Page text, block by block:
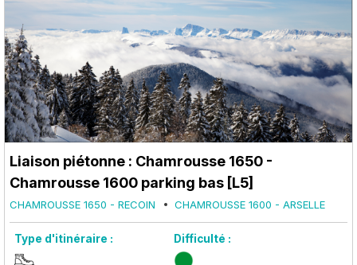
Liaison piétonne : Chamrousse 1650 -
Chamrousse 1600 parking bas [L5]
CHAMROUSSE 1650 - RECOIN CHAMROUSSE 1600 - ARSELLE
Type d'itinéraire : Difficulté :